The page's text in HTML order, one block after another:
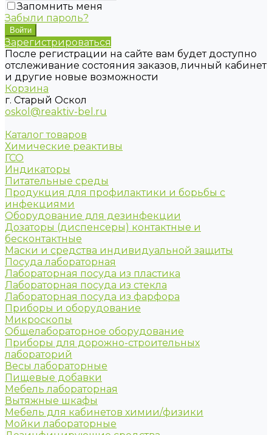
Запомнить меня
Забыли пароль?
Зарегистрироваться
После регистрации на сайте вам будет доступно
отслеживание состояния заказов, личный кабинет
и другие новые возможности
Корзина
г. Старый Оскол
oskol@reaktiv-bel.ru
Каталог товаров
Химические реактивы
ГСО
Индикаторы
Питательные среды
Продукция для профилактики и борьбы с
инфекциями
Оборудование для дезинфекции
Дозаторы (диспенсеры) контактные и
бесконтактные
Маски и средства индивидуальной защиты
Посуда лабораторная
Лабораторная посуда из пластика
Лабораторная посуда из стекла
Лабораторная посуда из фарфора
Приборы и оборудование
Микроскопы
Общелабораторное оборудование
Приборы для дорожно-строительных
лабораторий
Весы лабораторные
Пищевые добавки
Мебель лабораторная
Вытяжные шкафы
Мебель для кабинетов химии/физики
Мойки лабораторные